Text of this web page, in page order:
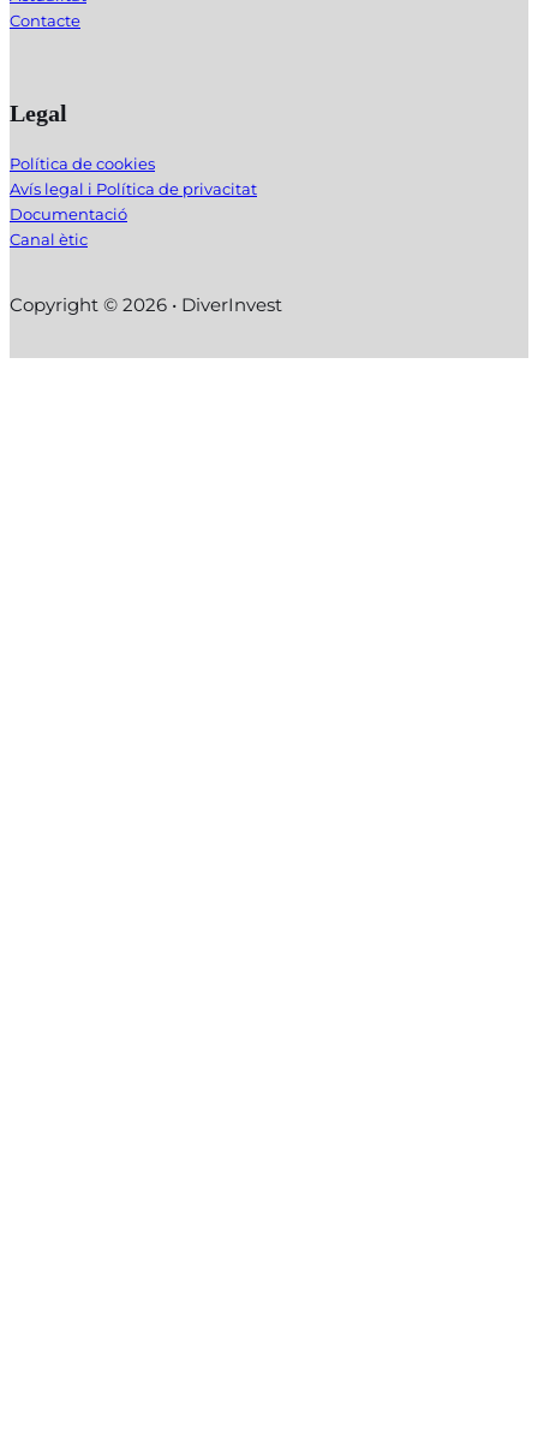
Contacte
Legal
Política de cookies
Avís legal i Política de privacitat
Documentació
Canal ètic
Copyright © 2026 • DiverInvest